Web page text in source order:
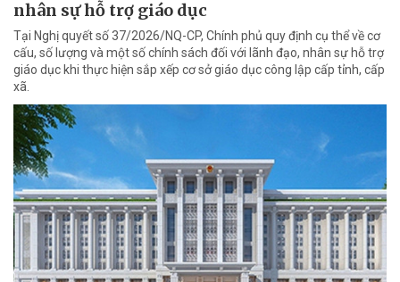
nhân sự hỗ trợ giáo dục
Tại Nghị quyết số 37/2026/NQ-CP, Chính phủ quy định cụ thể về cơ
cấu, số lượng và một số chính sách đối với lãnh đạo, nhân sự hỗ trợ
giáo dục khi thực hiện sắp xếp cơ sở giáo dục công lập cấp tỉnh, cấp
xã.